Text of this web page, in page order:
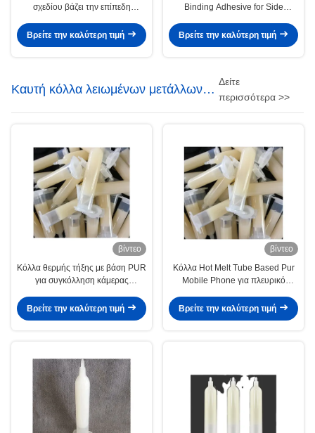
σχεδίου βάζει την επίπεδη
μετάλλων κόλλας βασισμένη στο
Βρείτε την καλύτερη τιμή
Binding Adhesive for Side
Βρείτε την καλύτερη τιμή
Καυτή κόλλα λειωμένων μετάλλων
για την ηλεκτρονική
Δείτε
περισσότερα >>
βίντεο
Κόλλα θερμής τήξης με βάση PUR
για συγκόλληση κάμερας
Βρείτε την καλύτερη τιμή
βίντεο
Κόλλα Hot Melt Tube Based Pur
Mobile Phone για πλευρικό
Βρείτε την καλύτερη τιμή